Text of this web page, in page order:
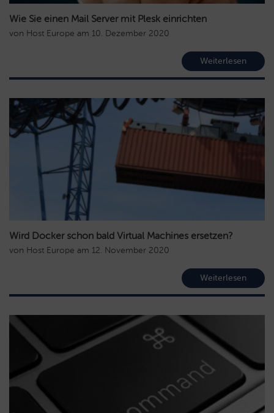
Wie Sie einen Mail Server mit Plesk einrichten
von Host Europe am 10. Dezember 2020
Weiterlesen
Wird Docker schon bald Virtual Machines ersetzen?
von Host Europe am 12. November 2020
Weiterlesen